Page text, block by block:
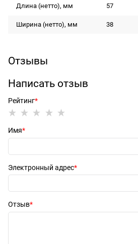
Длина (нетто), мм 57
Ширина (нетто), мм 38
Отзывы
Написать отзыв
Рейтинг
Имя
Электронный адрес
Отзыв